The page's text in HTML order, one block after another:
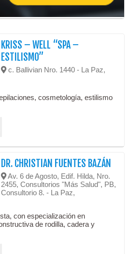
KRISS – WELL “SPA –
ESTILISMO”
c. Ballivian Nro. 1440 - La Paz,
cosmetología, estilismo
DR. CHRISTIAN FUENTES BAZÁN
Av. 6 de Agosto, Edif. Hilda, Nro.
2455, Consultorios "Más Salud", PB,
Consultorio 8. - La Paz,
con especialización en
de rodilla, cadera y